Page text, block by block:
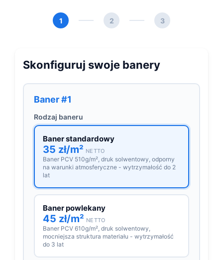
1 2 3
Skonfiguruj swoje banery
Baner #1
Rodzaj baneru
Baner standardowy
35 zł/m² NETTO
Baner PCV 510g/m², druk solwentowy, odporny
na warunki atmosferyczne - wytrzymałość do 2
lat
Baner powlekany
45 zł/m² NETTO
Baner PCV 610g/m², druk solwentowy,
mocniejsza struktura materiału - wytrzymałość
do 3 lat